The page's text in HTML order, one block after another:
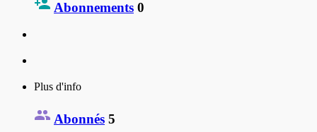
Abonnements 0
Plus d'info
Abonnés 5